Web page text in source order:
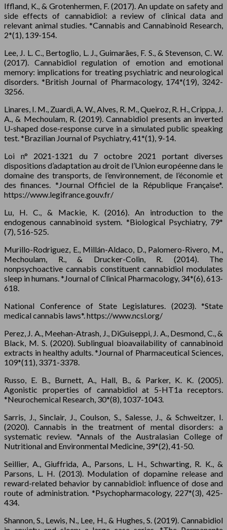
Iffland, K., & Grotenhermen, F. (2017). An update on safety and
side effects of cannabidiol: a review of clinical data and
relevant animal studies. *Cannabis and Cannabinoid Research,
2*(1), 139-154.
Lee, J. L. C., Bertoglio, L. J., Guimarães, F. S., & Stevenson, C. W.
(2017). Cannabidiol regulation of emotion and emotional
memory: implications for treating psychiatric and neurological
disorders. *British Journal of Pharmacology, 174*(19), 3242-
3256.
Linares, I. M., Zuardi, A. W., Alves, R. M., Queiroz, R. H., Crippa, J.
A., & Mechoulam, R. (2019). Cannabidiol presents an inverted
U-shaped dose-response curve in a simulated public speaking
test. *Brazilian Journal of Psychiatry, 41*(1), 9-14.
Loi n° 2021-1321 du 7 octobre 2021 portant diverses
dispositions d’adaptation au droit de l’Union européenne dans le
domaine des transports, de l’environnement, de l’économie et
des finances. *Journal Officiel de la République Française*.
https://www.legifrance.gouv.fr/
Lu, H. C., & Mackie, K. (2016). An introduction to the
endogenous cannabinoid system. *Biological Psychiatry, 79*
(7), 516-525.
Murillo-Rodriguez, E., Millán-Aldaco, D., Palomero-Rivero, M.,
Mechoulam, R., & Drucker-Colin, R. (2014). The
nonpsychoactive cannabis constituent cannabidiol modulates
sleep in humans. *Journal of Clinical Pharmacology, 34*(6), 613-
618.
National Conference of State Legislatures. (2023). *State
medical cannabis laws*. https://www.ncsl.org/
Perez, J. A., Meehan-Atrash, J., DiGuiseppi, J. A., Desmond, C., &
Black, M. S. (2020). Sublingual bioavailability of cannabinoid
extracts in healthy adults. *Journal of Pharmaceutical Sciences,
109*(11), 3371-3378.
Russo, E. B., Burnett, A., Hall, B., & Parker, K. K. (2005).
Agonistic properties of cannabidiol at 5-HT1a receptors.
*Neurochemical Research, 30*(8), 1037-1043.
Sarris, J., Sinclair, J., Coulson, S., Salesse, J., & Schweitzer, I.
(2020). Cannabis in the treatment of mental disorders: a
systematic review. *Annals of the Australasian College of
Nutritional and Environmental Medicine, 39*(2), 41-50.
Seillier, A., Giuffrida, A., Parsons, L. H., Schwarting, R. K., &
Parsons, L. H. (2013). Modulation of dopamine release and
reward-related behavior by cannabidiol: influence of dose and
route of administration. *Psychopharmacology, 227*(3), 425-
434.
Shannon, S., Lewis, N., Lee, H., & Hughes, S. (2019). Cannabidiol